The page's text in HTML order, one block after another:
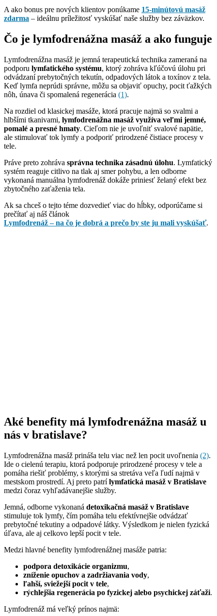
A ako bonus pre nových klientov ponúkame 15-minútovú masáž
zdarma – ideálnu príležitosť vyskúšať naše služby bez záväzkov.
Čo je lymfodrenážna masáž a ako funguje
Lymfodrenážna masáž je jemná terapeutická technika zameraná na
podporu lymfatického systému, ktorý zohráva kľúčovú úlohu pri
odvádzaní prebytočných tekutín, odpadových látok a toxínov z tela.
Keď lymfa neprúdi správne, môžu sa objaviť opuchy, pocit ťažkých
nôh, únava či spomalená regenerácia (1).
Na rozdiel od klasickej masáže, ktorá pracuje najmä so svalmi a
hlbšími tkanivami, lymfodrenážna masáž využíva veľmi jemné,
pomalé a presné hmaty. Cieľom nie je uvoľniť svalové napätie,
ale stimulovať tok lymfy a podporiť prirodzené čistiace procesy v
tele.
Práve preto zohráva správna technika zásadnú úlohu. Lymfatický
systém reaguje citlivo na tlak aj smer pohybu, a len odborne
vykonaná manuálna lymfodrenáž dokáže priniesť želaný efekt bez
zbytočného zaťaženia tela.
Ak sa chceš o tejto téme dozvedieť viac do hĺbky, odporúčame si
prečítať aj náš článok
Lymfodrenáž – na čo je dobrá a prečo by ste ju mali vyskúšať.
Aké benefity má lymfodrenážna masáž u
nás v bratislave?
Lymfodrenážna masáž prináša telu viac než len pocit uvoľnenia (2).
Ide o cielenú terapiu, ktorá podporuje prirodzené procesy v tele a
pomáha riešiť problémy, s ktorými sa stretáva veľa ľudí najmä v
mestskom prostredí. Aj preto patrílymfatická masáž v Bratislave
medzi čoraz vyhľadávanejšie služby.
Jemná, odborne vykonaná detoxikačná masáž v Bratislave
stimuluje tok lymfy, čím pomáha telu efektívnejšie odvádzať
prebytočné tekutiny a odpadové látky. Výsledkom je nielen fyzická
úľava, ale aj celkovo lepší pocit v tele.
Medzi hlavné benefity lymfodrenážnej masáže patria:
podpora detoxikácie organizmu,
zníženie opuchov a zadržiavania vody,
ľahší, sviežejší pocit v tele,
rýchlejšia regenerácia po fyzickej alebo psychickej záťaži.
Lymfodrenáž má veľký prínos najmä: